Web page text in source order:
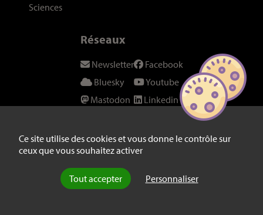
Ce site utilise des cookies et vous donne le contrôle sur
ceux que vous souhaitez activer
Tout accepter Personnaliser
Sciences
Réseaux
Newsletter
Bluesky
Mastodon
Instagram
Twitter/X
Facebook
Youtube
Linkedin
Fil RSS